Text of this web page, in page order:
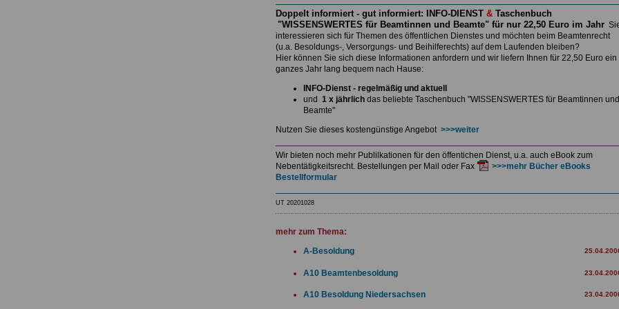
Doppelt informiert - gut informiert: INFO-DIENST &Taschenbuch
"WISSENSWERTES für Beamtinnen und Beamte" für nur 22,50 Euro im Jahr
interessieren sich für Themen des öffentlichen Dienstes und möchten beim Beamtenrecht
(u.a. Besoldungs-, Versorgungs- und Beihilferechts) auf dem Laufenden bleiben?
Hier können Sie sich diese Informationen anfordern und wir liefern Ihnen für 22,50 Euro ein
ganzes Jahr lang bequem nach Hause:
INFO-Dienst - regelmäßig und aktuell
und 1 x jährlich das beliebte Taschenbuch "WISSENSWERTES für Beamtinnen und
Beamte"
Nutzen Sie dieses kostengünstige Angebot >>>weiter
Wir bieten noch mehr Publilkationen für den öffentichen Dienst, u.a. auch eBook zum
Nebentätigkeitsrecht. Bestellungen per Mail oder Fax
>>>mehr Bücher eBooks
Bestellformular
UT 20201028
mehr zum Thema:
A-Besoldung
A10 Beamtenbesoldung
A10 Besoldung Niedersachsen